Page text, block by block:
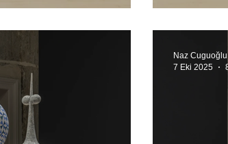
değil Never
Naz Cuguoğlu
7 Eki 2025